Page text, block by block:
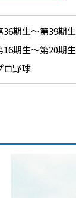
36期生～第39期生
16期生～第20期生
ロ野球